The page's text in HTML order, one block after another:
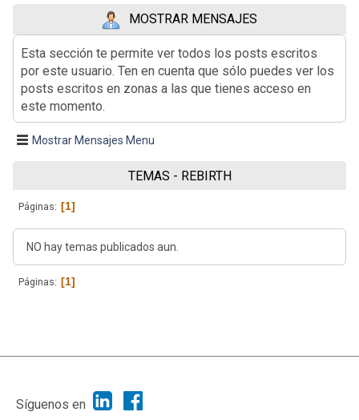
MOSTRAR MENSAJES
Esta sección te permite ver todos los posts escritos
por este usuario. Ten en cuenta que sólo puedes ver los
posts escritos en zonas a las que tienes acceso en
este momento.
Mostrar Mensajes Menu
TEMAS - REBIRTH
Páginas 1
NO hay temas publicados aun.
Páginas 1
|
Síguenos en